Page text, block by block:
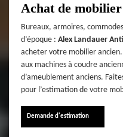
Achat de
Bureaux, armoires,
d’époque : Alex Landauer
acheter votre mobilier
aux machines à coudre
d’ameublement anciens.
pour l’estimation de votre
Demande d'estimation